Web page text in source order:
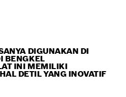
DIGUNAKAN DI
BENGKEL
INI MEMILIKI
DETIL YANG INOVATIF